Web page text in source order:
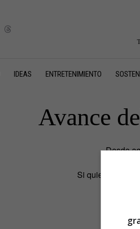
IDEAS ENTRETENIMIENTO
Avance
Desde
Si quieres leer la